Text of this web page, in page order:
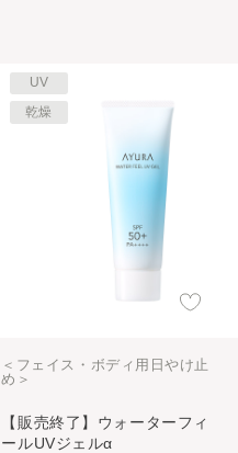
【販売終了】ウォーターフィ
ールUVジェルα
UV
乾燥
＜フェイス・ボディ用日やけ止
め＞